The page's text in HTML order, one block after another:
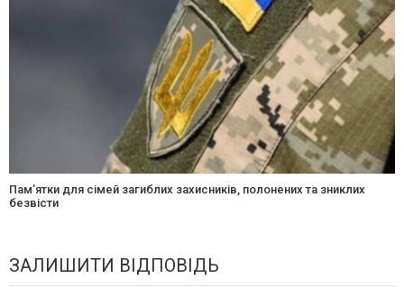
Памʼятки для сімей загиблих захисників, полонених та зниклих
безвісти
ЗАЛИШИТИ ВІДПОВІДЬ